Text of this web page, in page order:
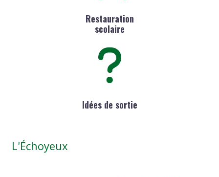
Restauration
scolaire
Idées de sortie
L'Échoyeux